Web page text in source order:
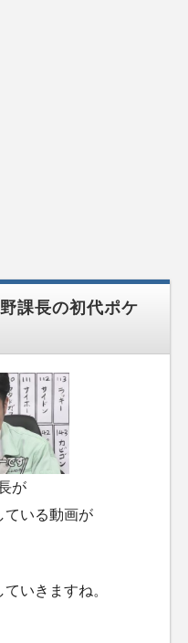
課長の初代ポケ
が
ている動画が
いきますね。